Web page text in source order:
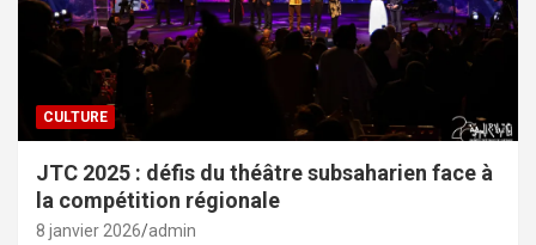
CULTURE
JTC 2025 : défis du théâtre subsaharien face à
la compétition régionale
8 janvier 2026 admin